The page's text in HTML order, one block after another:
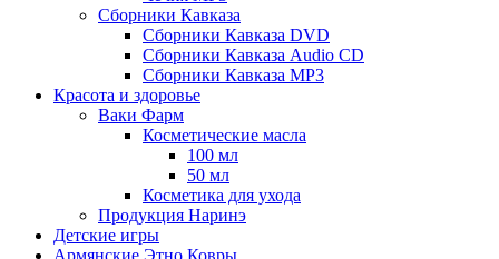
Сборники Кавказа
Сборники Кавказа DVD
Сборники Кавказа Audio CD
Сборники Кавказа MP3
Красота и здоровье
Ваки Фарм
Косметические масла
100 мл
50 мл
Косметика для ухода
Продукция Наринэ
Детские игры
Армянские Этно Ковры